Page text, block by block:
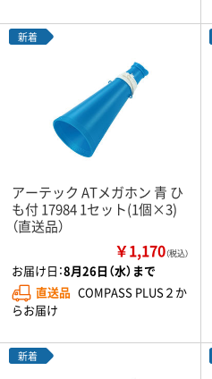
新着
アーテック ATメガホン 青 ひ
も付 17984 1セット(1個×3)
（直送品）
￥1,170（税込）
お届け日：8月26日（水）まで
直送品 COMPASS PLUS２か
らお届け
新着